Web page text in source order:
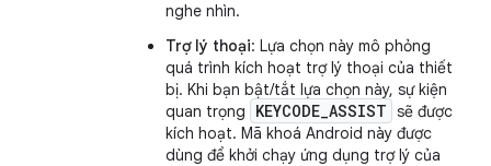
nghe nhìn.
Trợ lý thoại: Lựa chọn này mô phỏng
quá trình kích hoạt trợ lý thoại của thiết
bị. Khi bạn bật/tắt lựa chọn này, sự kiện
quan trọng
KEYCODE_ASSIST sẽ được
kích hoạt. Mã khoá Android này được
dùng để khởi chạy ứng dụng trợ lý của